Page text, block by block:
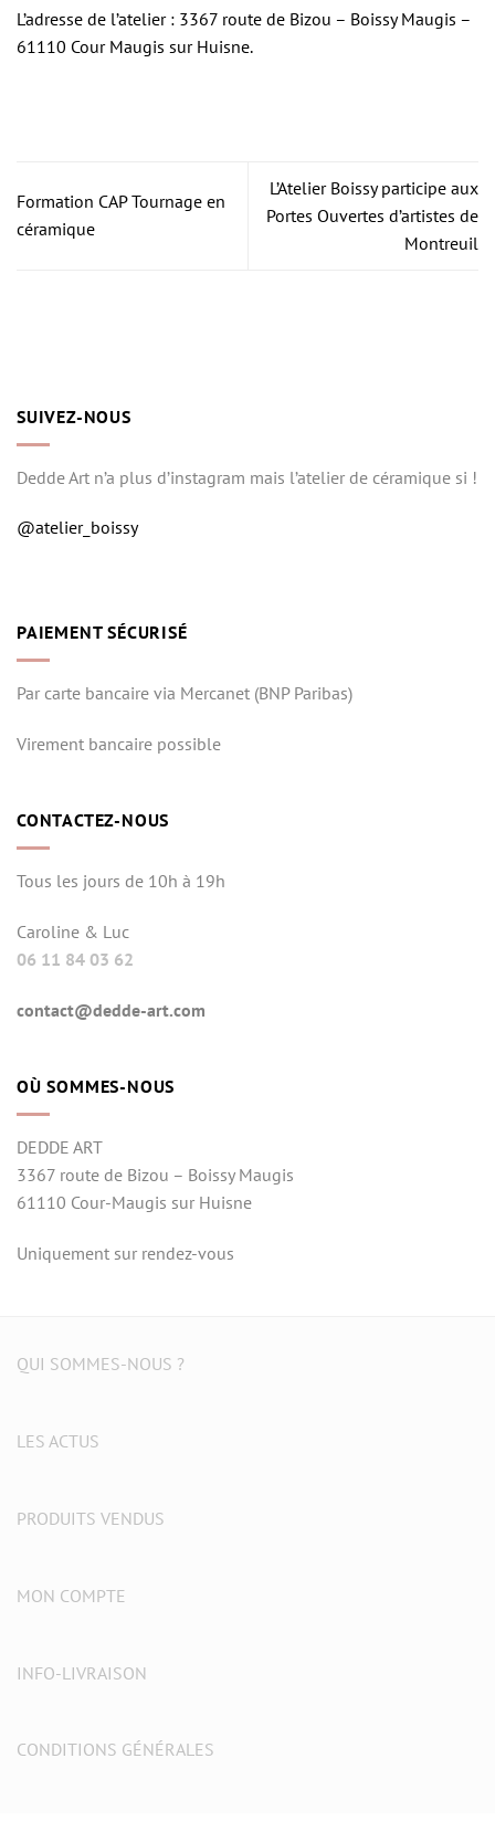
L’adresse de l’atelier : 3367 route de Bizou – Boissy Maugis –
61110 Cour Maugis sur Huisne.
Formation CAP Tournage en
céramique
L’Atelier Boissy participe aux
Portes Ouvertes d’artistes de
Montreuil
SUIVEZ-NOUS
Dedde Art n’a plus d’instagram mais l’atelier de céramique si !
@atelier_boissy
PAIEMENT SÉCURISÉ
Par carte bancaire via Mercanet (BNP Paribas)
Virement bancaire possible
CONTACTEZ-NOUS
Tous les jours de 10h à 19h
Caroline & Luc
06 11 84 03 62
contact@dedde-art.com
OÙ SOMMES-NOUS
DEDDE ART
3367 route de Bizou – Boissy Maugis
61110 Cour-Maugis sur Huisne
Uniquement sur rendez-vous
QUI SOMMES-NOUS ?
LES ACTUS
PRODUITS VENDUS
MON COMPTE
INFO-LIVRAISON
CONDITIONS GÉNÉRALES